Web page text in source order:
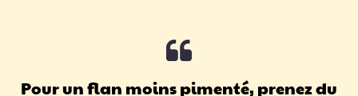
Pour un flan moins pimenté, prenez du